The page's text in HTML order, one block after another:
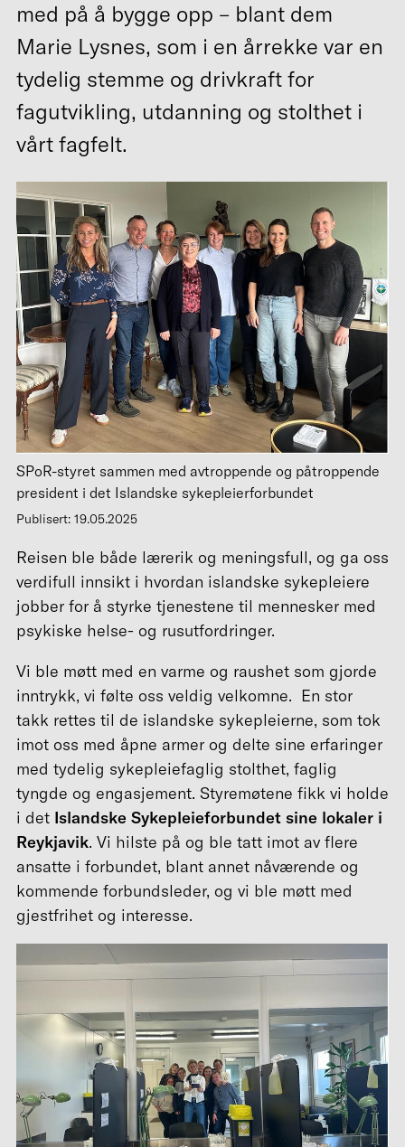
med på å bygge opp – blant dem
Marie Lysnes, som i en årrekke var en
tydelig stemme og drivkraft for
fagutvikling, utdanning og stolthet i
vårt fagfelt.
SPoR-styret sammen med avtroppende og påtroppende
president i det Islandske sykepleierforbundet
Publisert: 19.05.2025
Reisen ble både lærerik og meningsfull, og ga oss
verdifull innsikt i hvordan islandske sykepleiere
jobber for å styrke tjenestene til mennesker med
psykiske helse- og rusutfordringer.
Vi ble møtt med en varme og raushet som gjorde
inntrykk, vi følte oss veldig velkomne. En stor
takk rettes til de islandske sykepleierne, som tok
imot oss med åpne armer og delte sine erfaringer
med tydelig sykepleiefaglig stolthet, faglig
tyngde og engasjement. Styremøtene fikk vi holde
i det Islandske Sykepleieforbundet sine lokaler i
Reykjavik. Vi hilste på og ble tatt imot av flere
ansatte i forbundet, blant annet nåværende og
kommende forbundsleder, og vi ble møtt med
gjestfrihet og interesse.